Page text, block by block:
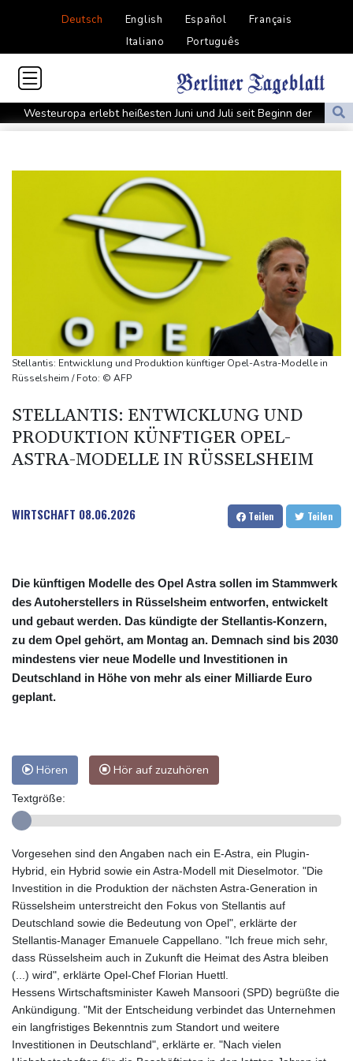
Deutsch English Español
Français
Italiano
Português
Westeuropa erlebt heißesten Juni und Juli seit Beginn der
Aufzeichnungen
davon im Gazastreifen
Trump verzichtet offenbar vorerst auf Angriffe auf Iran: "Halten
uns zurück"
Trauer um Jorge Messi: Fußballstar Lionel Messi nimmt Abschied
von seinem Vater
Nowitzki trauert um ersten NBA-Coach Nelson: "RIP, Legende"
Neuer Waldbrand in Südfrankreich: Mehr als 200
Feuerwehrleute im Einsatz
Umfrage: Mehrheit der Deutschen gegen Abschaffung der
"Rente mit 63"
Bericht: Dobrindt verdoppelt Anti-Drohnen-Einheiten der
Bundespolizei
Netanjahu lehnt von Trump unterstützten 15-Punkte-Plan für
Stellantis: Entwicklung und Produktion künftiger Opel-Astra-Modelle in
Rüsselsheim / Foto: © AFP
STELLANTIS: ENTWICKLUNG UND
PRODUKTION KÜNFTIGER OPEL-
ASTRA-MODELLE IN RÜSSELSHEIM
WIRTSCHAFT 08.06.2026 Teilen Teilen
Die künftigen Modelle des Opel Astra sollen im Stammwerk
des Autoherstellers in Rüsselsheim entworfen, entwickelt
und gebaut werden. Das kündigte der Stellantis-Konzern,
zu dem Opel gehört, am Montag an. Demnach sind bis 2030
mindestens vier neue Modelle und Investitionen in
Deutschland in Höhe von mehr als einer Milliarde Euro
geplant.
Hören Hör auf zuzuhören
Textgröße:
Vorgesehen sind den Angaben nach ein E-Astra, ein Plugin-
Hybrid, ein Hybrid sowie ein Astra-Modell mit Dieselmotor. "Die
Investition in die Produktion der nächsten Astra-Generation in
Rüsselsheim unterstreicht den Fokus von Stellantis auf
Deutschland sowie die Bedeutung von Opel", erklärte der
Stellantis-Manager Emanuele Cappellano. "Ich freue mich sehr,
dass Rüsselsheim auch in Zukunft die Heimat des Astra bleiben
(...) wird", erklärte Opel-Chef Florian Huettl.
Hessens Wirtschaftsminister Kaweh Mansoori (SPD) begrüßte die
Ankündigung. "Mit der Entscheidung verbindet das Unternehmen
ein langfristiges Bekenntnis zum Standort und weitere
Investitionen in Deutschland", erklärte er. "Nach vielen